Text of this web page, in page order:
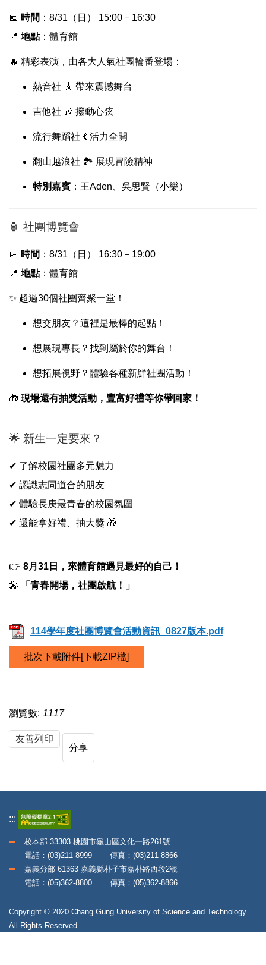
📅 時間 ：8/31（日） 15:00－16:30
📍 地點：體育館
🔥 精彩表演，由各大人氣社團輪番登場：
熱音社 🎸 帶來震撼舞台
吉他社 🎶 撥動心弦
流行舞蹈社 💃 活力全開
翻山越浪社 🏞 展現冒險精神
特別嘉賓 ：王Aden、吳思賢（小樂）
🏮 社團博覽會
📅 時間 ：8/31（日） 16:30－19:00
📍 地點：體育館
✨ 超過30個社團齊聚一堂！
想交朋友？這裡是最棒的起點！
想展現專長？找到屬於你的舞台！
想拓展視野？體驗各種新鮮社團活動！
🎁 現場還有抽獎活動，豐富好禮等你帶回家！
🌟 新生一定要來？
✔ 了解校園社團多元魅力
✔ 認識志同道合的朋友
✔ 體驗長庚最青春的校園氛圍
✔ 還能拿好禮、抽大獎 🎁
👉 8月31日，來體育館遇見最好的自己！
🎤
「青春開場，社團啟航！」
114學年度社團博覽會活動資訊_0827版本.pdf
批次下載附件[下載ZIP檔]
瀏覽數: 1117
友善列印
分享
:::
校本部 33303 桃園市龜山區文化一路261號
電話：(03)211-8999 傳真：(03)211-8866
嘉義分部 61363 嘉義縣朴子市嘉朴路西段2號
電話：(05)362-8800 傳真：(05)362-8866
Copyright © 2020 Chang Gung University of Science and Technology.
All Rights Reserved.